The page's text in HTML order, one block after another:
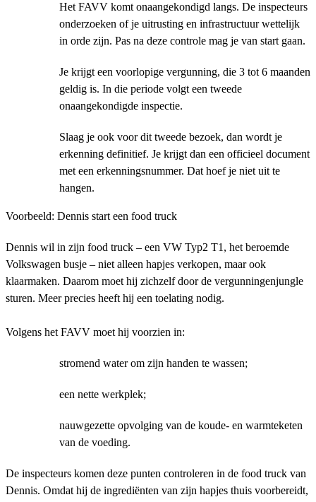
Het FAVV komt onaangekondigd langs. De inspecteurs
onderzoeken of je uitrusting en infrastructuur wettelijk
in orde zijn. Pas na deze controle mag je van start gaan.
Je krijgt een voorlopige vergunning, die 3 tot 6 maanden
geldig is. In die periode volgt een tweede
onaangekondigde inspectie.
Slaag je ook voor dit tweede bezoek, dan wordt je
erkenning definitief. Je krijgt dan een officieel document
met een erkenningsnummer. Dat hoef je niet uit te
hangen.
Voorbeeld: Dennis start een food truck
Dennis wil in zijn food truck – een VW Typ2 T1, het beroemde
Volkswagen busje – niet alleen hapjes verkopen, maar ook
klaarmaken. Daarom moet hij zichzelf door de vergunningenjungle
sturen. Meer precies heeft hij een toelating nodig.
Volgens het FAVV moet hij voorzien in:
stromend water om zijn handen te wassen;
een nette werkplek;
nauwgezette opvolging van de koude- en warmteketen
van de voeding.
De inspecteurs komen deze punten controleren in de food truck van
Dennis. Omdat hij de ingrediënten van zijn hapjes thuis voorbereidt,